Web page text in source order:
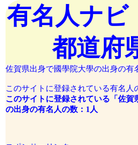
有名人ナ
都道府
佐賀県出身で國學院大學の出身の有
このサイトに登録されている有名人
このサイトに登録されている「佐賀
の出身の有名人の数：1人